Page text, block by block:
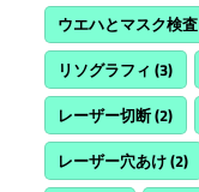
ウエハとマスク検査
リソグラフィ (3)
レーザー切断(2)
レーザー穴あけ(2)